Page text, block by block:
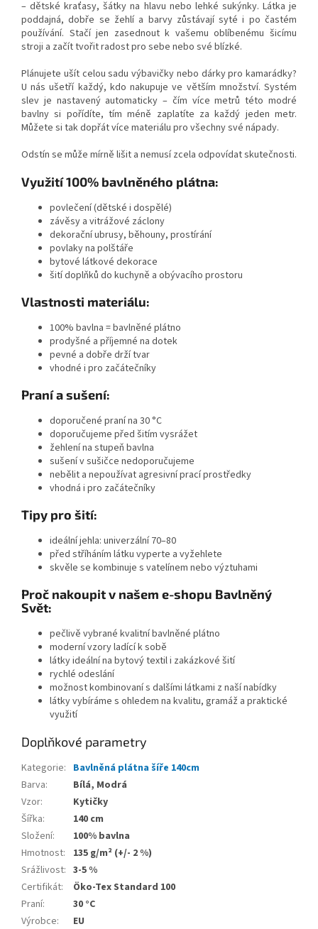
– dětské kraťasy, šátky na hlavu nebo lehké sukýnky. Látka je
poddajná, dobře se žehlí a barvy zůstávají syté i po častém
používání. Stačí jen zasednout k vašemu oblíbenému šicímu
stroji a začít tvořit radost pro sebe nebo své blízké.
Plánujete ušít celou sadu výbavičky nebo dárky pro kamarádky?
U nás ušetří každý, kdo nakupuje ve větším množství. Systém
slev je nastavený automaticky – čím více metrů této modré
bavlny si pořídíte, tím méně zaplatíte za každý jeden metr.
Můžete si tak dopřát více materiálu pro všechny své nápady.
Odstín se může mírně lišit a nemusí zcela odpovídat skutečnosti.
Využití 100% bavlněného plátna:
povlečení (dětské i dospělé)
závěsy a vitrážové záclony
dekorační ubrusy, běhouny, prostírání
povlaky na polštáře
bytové látkové dekorace
šití doplňků do kuchyně a obývacího prostoru
Vlastnosti materiálu:
100% bavlna = bavlněné plátno
prodyšné a příjemné na dotek
pevné a dobře drží tvar
vhodné i pro začátečníky
Praní a sušení:
doporučené praní na 30 °C
doporučujeme před šitím vysrážet
žehlení na stupeň bavlna
sušení v sušičce nedoporučujeme
nebělit a nepoužívat agresivní prací prostředky
vhodná i pro začátečníky
Tipy pro šití:
ideální jehla: univerzální 70–80
před stříháním látku vyperte a vyžehlete
skvěle se kombinuje s vatelínem nebo výztuhami
Proč nakoupit v našem e-shopu Bavlněný
Svět:
pečlivě vybrané kvalitní bavlněné plátno
moderní vzory ladící k sobě
látky ideální na bytový textil i zakázkové šití
rychlé odeslání
možnost kombinovaní s dalšími látkami z naší nabídky
látky vybíráme s ohledem na kvalitu, gramáž a praktické
využití
Doplňkové parametry
Kategorie: Bavlněná plátna šíře 140cm
Barva:
Bílá, Modrá
Vzor:
Kytičky
Šířka:
140 cm
Složení:
100% bavlna
Hmotnost:
135 g/m² (+/- 2 %)
Srážlivost: 3-5 %
Certifikát:
Öko-Tex Standard 100
Praní:
30 °C
Výrobce: EU